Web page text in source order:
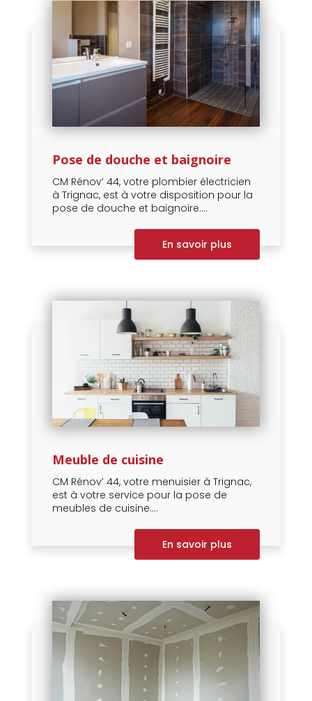
Pose de douche et baignoire
CM Rénov’ 44, votre plombier électricien
à Trignac, est à votre disposition pour la
pose de douche et baignoire....
En savoir plus
Meuble de cuisine
CM Rénov’ 44, votre menuisier à Trignac,
est à votre service pour la pose de
meubles de cuisine....
En savoir plus